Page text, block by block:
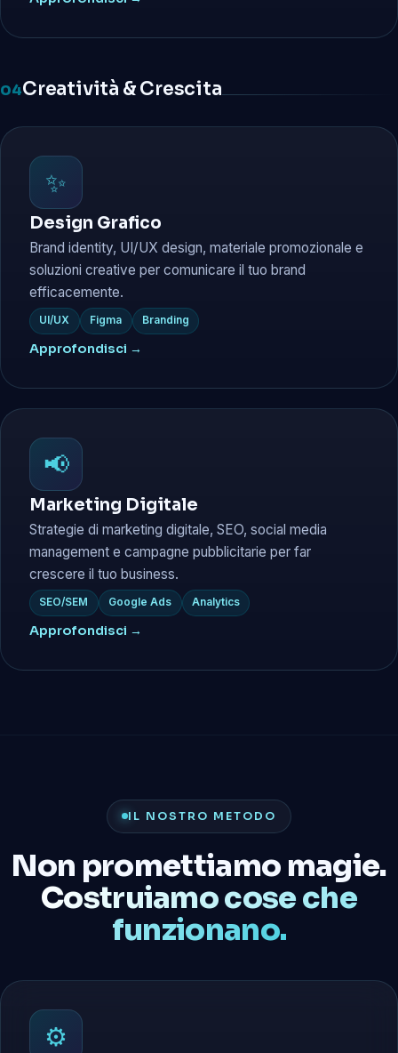
04Creatività & Crescita
✨
Design Grafico
Brand identity, UI/UX design, materiale promozionale e
soluzioni creative per comunicare il tuo brand
efficacemente.
UI/UX Figma Branding
Approfondisci →
📢
Marketing Digitale
Strategie di marketing digitale, SEO, social media
management e campagne pubblicitarie per far
crescere il tuo business.
SEO/SEM Google Ads Analytics
Approfondisci →
IL NOSTRO METODO
Non promettiamo magie.
Costruiamo cose che
funzionano.
⚙️